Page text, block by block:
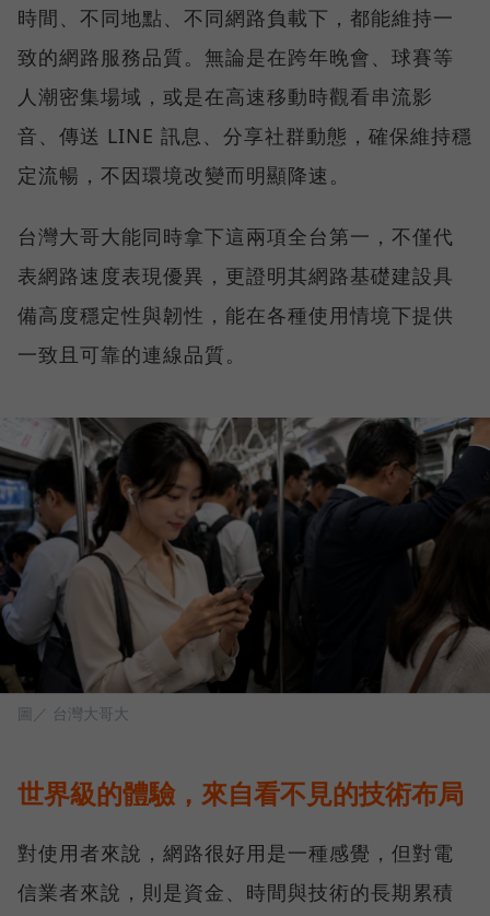
時間、不同地點、不同網路負載下，都能維持一
致的網路服務品質。無論是在跨年晚會、球賽等
人潮密集場域，或是在高速移動時觀看串流影
音、傳送 LINE 訊息、分享社群動態，確保維持穩
定流暢，不因環境改變而明顯降速。
台灣大哥大能同時拿下這兩項全台第一，不僅代
表網路速度表現優異，更證明其網路基礎建設具
備高度穩定性與韌性，能在各種使用情境下提供
一致且可靠的連線品質。
圖／ 台灣大哥大
世界級的體驗，來自看不見的技術布局
對使用者來說，網路很好用是一種感覺，但對電
信業者來說，則是資金、時間與技術的長期累積